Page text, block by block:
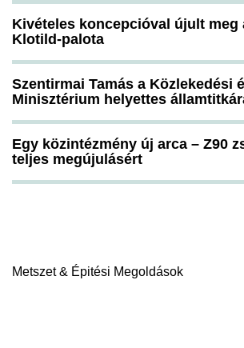
Kivételes koncepcióval újult meg
Klotild-palota
Szentirmai Tamás a Közlekedési
Minisztérium helyettes
Egy közintézmény új arca – Z90
teljes megújulásért
Metszet & Épitési Megoldások